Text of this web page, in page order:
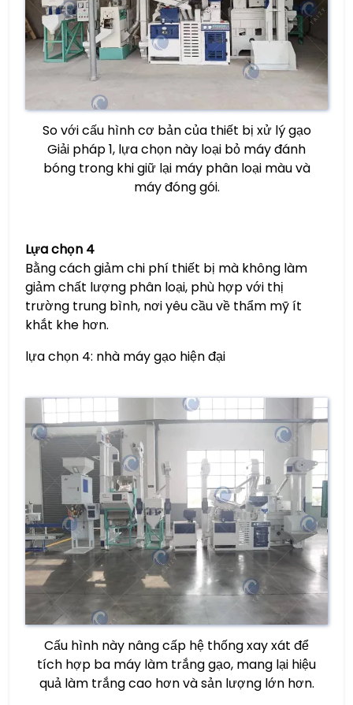
So với cấu hình cơ bản của thiết bị xử lý gạo
Giải pháp 1, lựa chọn này loại bỏ máy đánh
bóng trong khi giữ lại máy phân loại màu và
máy đóng gói.
Lựa chọn 4
Bằng cách giảm chi phí thiết bị mà không làm
giảm chất lượng phân loại, phù hợp với thị
trường trung bình, nơi yêu cầu về thẩm mỹ ít
khắt khe hơn.
lựa chọn 4: nhà máy gạo hiện đại
Cấu hình này nâng cấp hệ thống xay xát để
tích hợp ba máy làm trắng gạo, mang lại hiệu
quả làm trắng cao hơn và sản lượng lớn hơn.